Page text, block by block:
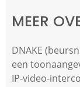
MEER
DNAKE
een
IP-video-